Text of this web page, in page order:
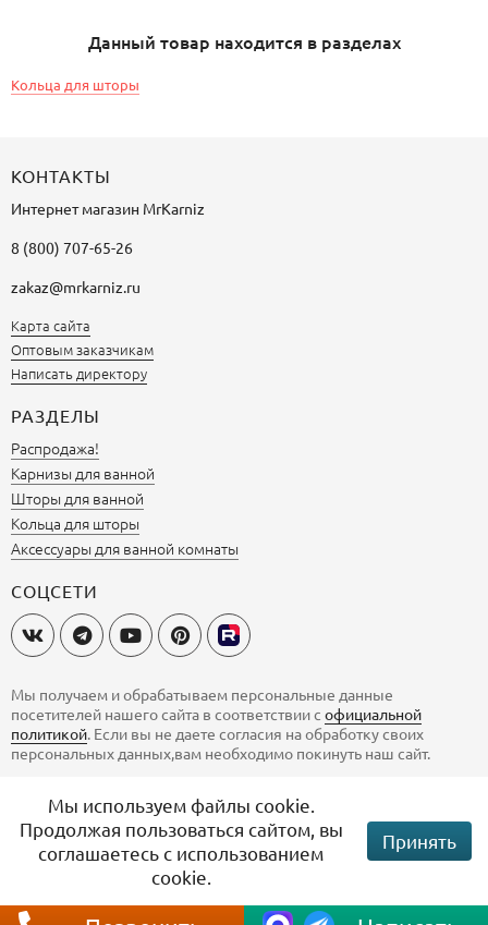
Данный товар находится в разделах
Кольца для шторы
КОНТАКТЫ
Интернет магазин MrKarniz
8 (800) 707-65-26
zakaz@mrkarniz.ru
Карта сайта
Оптовым заказчикам
Написать директору
РАЗДЕЛЫ
Распродажа!
Карнизы для ванной
Шторы для ванной
Кольца для шторы
Аксессуары для ванной комнаты
СОЦСЕТИ
Мы получаем и обрабатываем персональные данные
посетителей нашего сайта в соответствии с официальной
политикой. Если вы не даете согласия на обработку своих
персональных данных,вам необходимо покинуть наш сайт.
Мы используем файлы cookie.
Продолжая пользоваться сайтом, вы
соглашаетесь с использованием
cookie.
Принять